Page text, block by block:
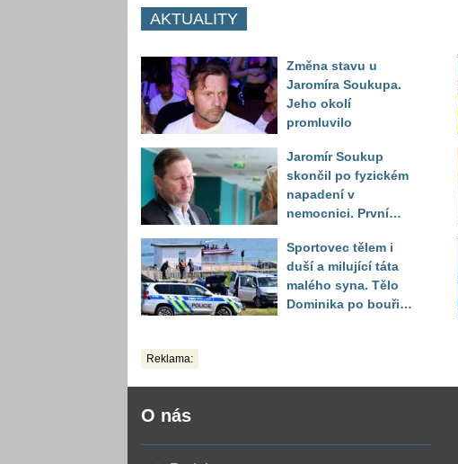
AKTUALITY
Změna stavu u
Jaromíra Soukupa.
Jeho okolí
promluvilo
Jaromír Soukup
skončil po fyzickém
napadení v
nemocnici. První
Sportovec tělem i
duší a milující táta
malého syna. Tělo
Dominika po bouři
Reklama:
O nás